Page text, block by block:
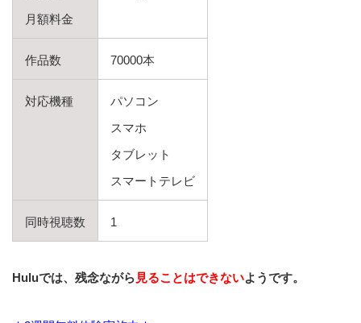
月額料金
作品数 70000本
対応機種
パソコン
スマホ
タブレット
スマートテレビ
同時視聴数 1
Huluでは、残念ながら 見ることはできないようです。